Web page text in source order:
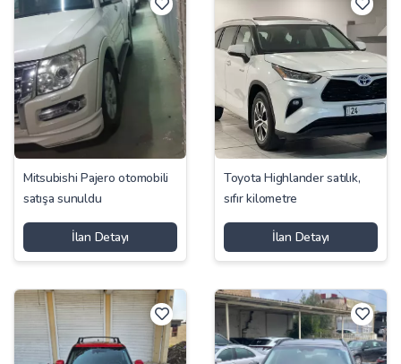
Mitsubishi Pajero otomobili
satışa sunuldu
İlan Detayı
Toyota Highlander satılık,
sıfır kilometre
İlan Detayı